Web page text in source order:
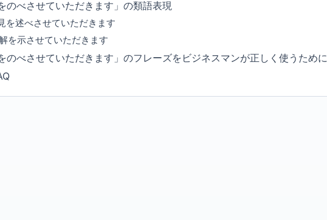
のべさせていただきます」の類語表現
を述べさせていただきます
を示させていただきます
のべさせていただきます」のフレーズをビジネスマンが正しく使うために